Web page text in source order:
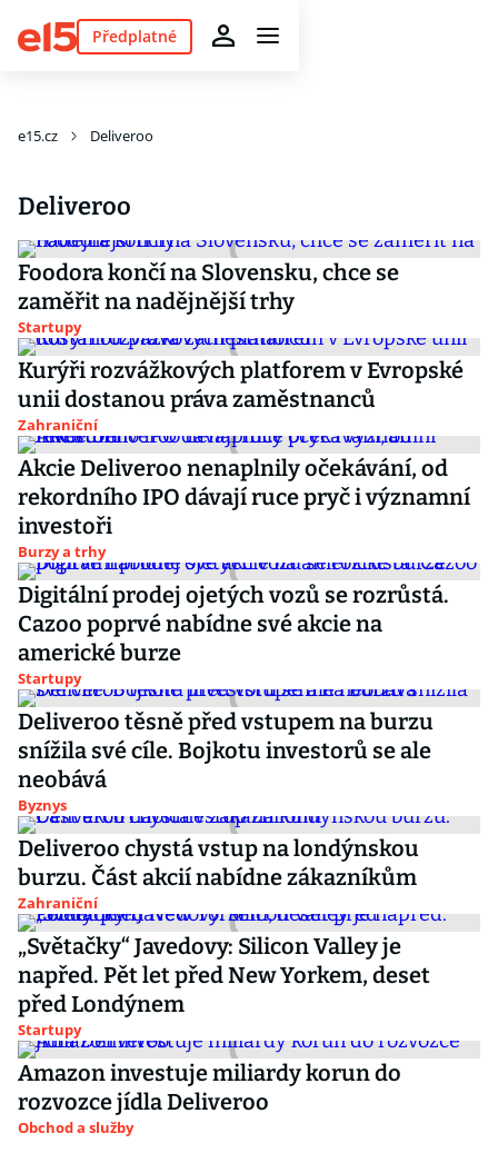
Předplatné
e15.cz Deliveroo
Deliveroo
Foodora končí na Slovensku, chce se
zaměřit na nadějnější trhy
Startupy
Kurýři rozvážkových platforem v Evropské
unii dostanou práva zaměstnanců
Zahraniční
Akcie Deliveroo nenaplnily očekávání, od
rekordního IPO dávají ruce pryč i významní
investoři
Burzy a trhy
Digitální prodej ojetých vozů se rozrůstá.
Cazoo poprvé nabídne své akcie na
americké burze
Startupy
Deliveroo těsně před vstupem na burzu
snížila své cíle. Bojkotu investorů se ale
neobává
Byznys
Deliveroo chystá vstup na londýnskou
burzu. Část akcií nabídne zákazníkům
Zahraniční
„Světačky“ Javedovy: Silicon Valley je
napřed. Pět let před New Yorkem, deset
před Londýnem
Startupy
Amazon investuje miliardy korun do
rozvozce jídla Deliveroo
Obchod a služby